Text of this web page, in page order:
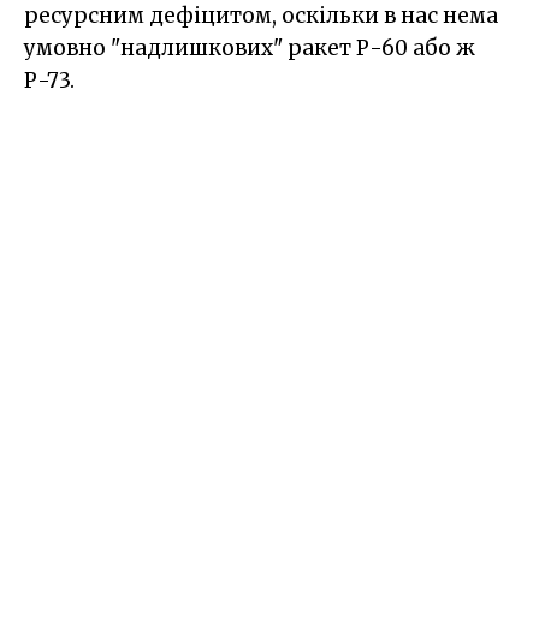
ресурсним дефіцитом, оскільки в нас нема
умовно "надлишкових" ракет Р-60 або ж
Р-73.